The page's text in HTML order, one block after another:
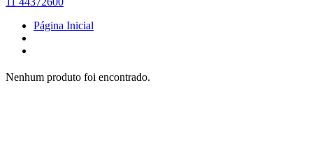
Página Inicial
Nenhum produto foi encontrado.